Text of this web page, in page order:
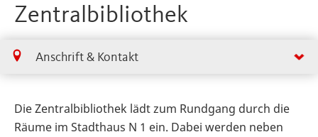
Zentralbibliothek
Anschrift & Kontakt
Die Zentralbibliothek lädt zum Rundgang durch die
Räume im Stadthaus N 1 ein. Dabei werden neben